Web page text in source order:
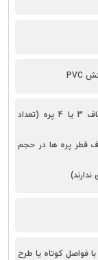
پلاستیک شفاف 3 یا 4 پره (تعداد
قطر پره ها در حجم
ندارند)
فواصل کوتاه یا طرح